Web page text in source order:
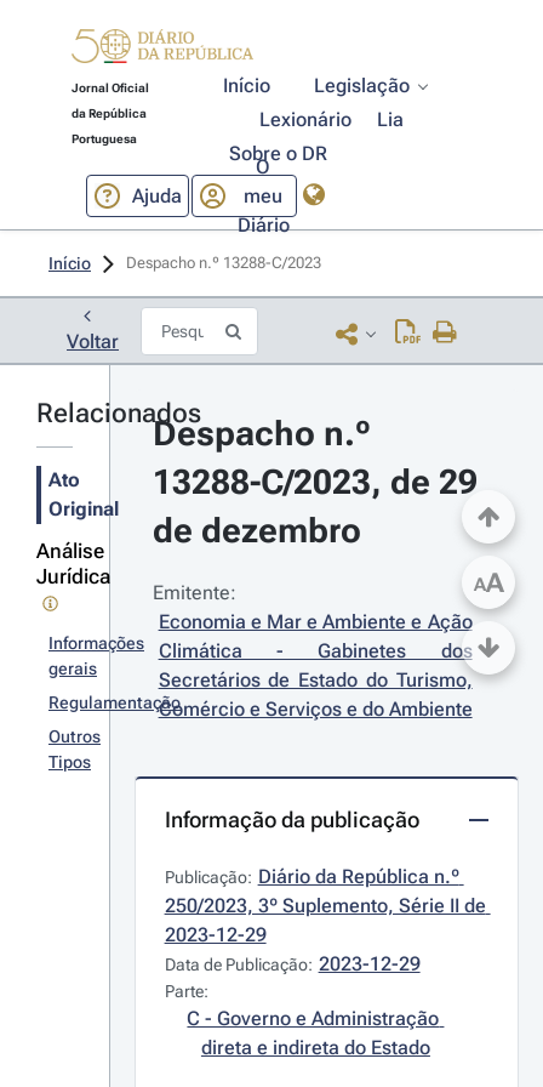
Jornal Oficial
da República
Portuguesa
Início
Legislação
Lexionário
Lia
Sobre o DR
Ajuda
O
meu
Diário
Início Despacho n.º 13288-C/2023
Voltar
Relacionados
Ato
Original
Análise
Jurídica
Informações
gerais
Regulamentação
Outros
Tipos
Despacho n.º
13288-C/2023, de 29
de dezembro
Emitente:
Economia e Mar e Ambiente e Ação
Climática - Gabinetes dos
Secretários de Estado do Turismo,
Comércio e Serviços e do Ambiente
Informação da publicação
Publicação: Diário da República n.º
250/2023, 3º Suplemento, Série II de
2023-12-29
Data de Publicação: 2023-12-29
Parte:
C - Governo e Administração
direta e indireta do Estado
AA